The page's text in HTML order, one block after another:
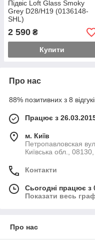
Підвіс Loft Glass Smoky
Grey D28/H19 (0136148-
SHL)
2 590 ₴
Купити
Про нас
88% позитивних з 8
Працює з
м. Київ
Петропавловская
Київська обл.,
Контакти
Сьогодні працює з
Показати весь
Про нас